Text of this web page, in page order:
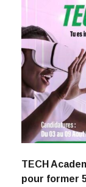
TECH
pour former